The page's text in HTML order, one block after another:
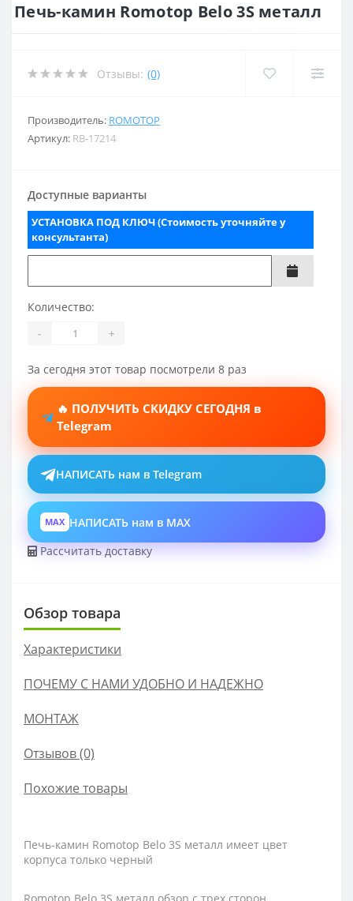
Печь-камин Romotop Belo 3S металл
Отзывы: (0)
Производитель: ROMOTOP
Артикул: RB-17214
Доступные варианты
УСТАНОВКА ПОД КЛЮЧ (Стоимость уточняйте у
консультанта)
Количество:
- +
За сегодня этот товар посмотрели 8 раз
🔥 ПОЛУЧИТЬ СКИДКУ СЕГОДНЯ в
Telegram
НАПИСАТЬ нам в Telegram
MAX НАПИСАТЬ нам в MAX
Рассчитать доставку
Обзор товара
Характеристики
ПОЧЕМУ С НАМИ УДОБНО И НАДЕЖНО
МОНТАЖ
Отзывов (0)
Похожие товары
Печь-камин Romotop Belo 3S металл имеет цвет
корпуса только черный